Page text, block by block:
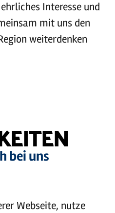
Interesse und
mit uns den
weiterdenken
bei uns
Webseite, nutze